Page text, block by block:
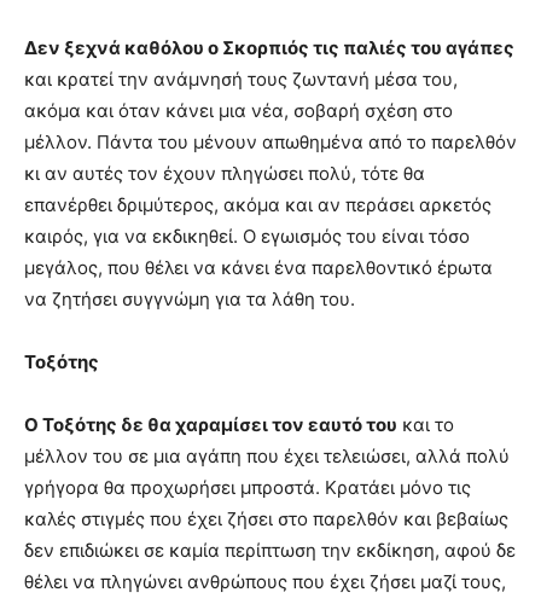
Δεν ξεχνά καθόλου ο Σκορπιός τις παλιές του αγάπες
και κρατεί την ανάμνησή τους ζωντανή μέσα του,
ακόμα και όταν κάνει μια νέα, σοβαρή σχέση στο
μέλλον. Πάντα του μένουν απωθημένα από το παρελθόν
κι αν αυτές τον έχουν πληγώσει πολύ, τότε θα
επανέρθει δριμύτερος, ακόμα και αν περάσει αρκετός
καιρός, για να εκδικηθεί. Ο εγωισμός του είναι τόσο
μεγάλος, που θέλει να κάνει ένα παρελθοντικό έpωτα
να ζητήσει συγγνώμη για τα λάθη του.
Τοξότης
Ο Τοξότης δε θα χαραμίσει τον εαυτό του και το
μέλλον του σε μια αγάπη που έχει τελειώσει, αλλά πολύ
γρήγορα θα προχωρήσει μπροστά. Κρατάει μόνο τις
καλές στιγμές που έχει ζήσει στο παρελθόν και βεβαίως
δεν επιδιώκει σε καμία περίπτωση την εκδίκηση, αφού δε
θέλει να πληγώνει ανθρώπους που έχει ζήσει μαζί τους,